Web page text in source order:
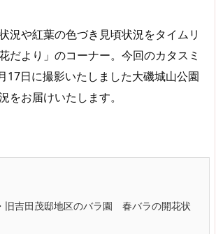
況や紅葉の色づき見頃状況をタイムリ
だより」のコーナー。今回のカタスミ
17日に撮影いたしました大磯城山公園
をお届けいたします。
旧吉田茂邸地区のバラ園 春バラの開花状